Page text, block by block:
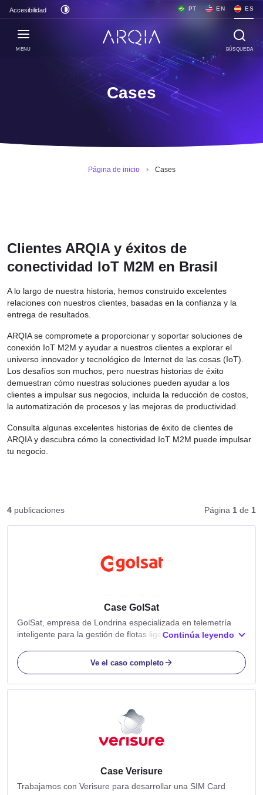
Accesibilidad PT EN ES
MENU BÚSQUEDA
Cases
Página de inicio Cases
Clientes ARQIA y éxitos de
conectividad IoT M2M en Brasil
A lo largo de nuestra historia, hemos construido excelentes
relaciones con nuestros clientes, basadas en la confianza y la
entrega de resultados.
ARQIA se compromete a proporcionar y soportar soluciones de
conexión IoT M2M y ayudar a nuestros clientes a explorar el
universo innovador y tecnológico de Internet de las cosas (IoT).
Los desafíos son muchos, pero nuestras historias de éxito
demuestran cómo nuestras soluciones pueden ayudar a los
clientes a impulsar sus negocios, incluida la reducción de costos,
la automatización de procesos y las mejoras de productividad.
Consulta algunas excelentes historias de éxito de clientes de
ARQIA y descubra cómo la conectividad IoT M2M puede impulsar
tu negocio.
4 publicaciones Página 1 de 1
Case GolSat
GolSat, empresa de Londrina especializada en telemetría
inteligente para la gestión de flotas ligeras, utiliza la
software de gestión que proporciona...
Continúa leyendo
Ve el caso completo
Case Verisure
Trabajamos con Verisure para desarrollar una SIM Card